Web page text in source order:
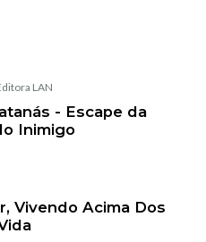
LAN
- Escape da
Inimigo
Vivendo Acima Dos